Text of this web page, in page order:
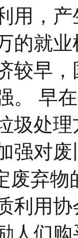
用，
的就
较早
。 早
圾处
强对
废弃
利用
人们